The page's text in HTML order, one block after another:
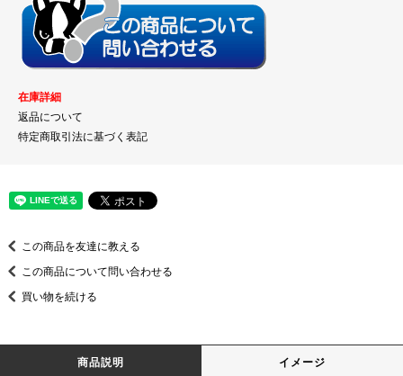
在庫詳細
返品について
特定商取引法に基づく表記
この商品を友達に教える
この商品について問い合わせる
買い物を続ける
商品説明 イメージ